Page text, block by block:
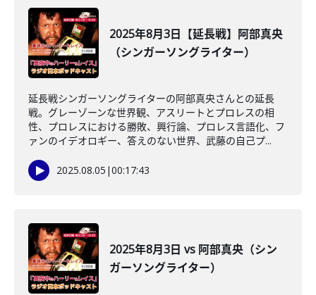
2025年8月3日【延長戦】阿部真央
（シンガーソングライター）
延長戦シンガーソングライターの阿部真央さんとの延長
戦。グレーゾーンな世界観、アスリートとプロレスの相
性、プロレスにおける勝敗、興行論、プロレス言語化、フ
ァンのイデオロギー、答えのない世界、武藤の自己プ...
2025.08.05 |00:17:43
2025年8月3日 vs 阿部真央（シン
ガーソングライター）